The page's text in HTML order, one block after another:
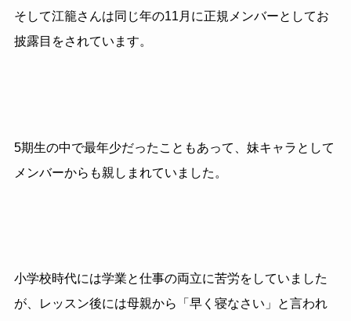
そして江籠さんは同じ年の11月に正規メンバーとしてお
披露目をされています。
5期生の中で最年少だったこともあって、妹キャラとして
メンバーからも親しまれていました。
小学校時代には学業と仕事の両立に苦労をしていました
が、レッスン後には母親から「早く寝なさい」と言われ